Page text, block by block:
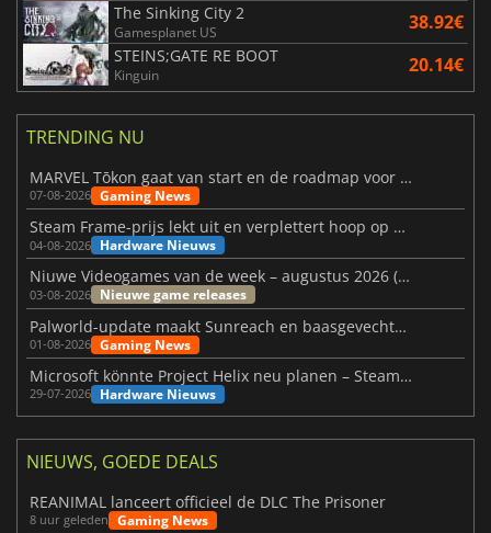
The Sinking City 2
Gamesplanet US 38.92€
STEINS;GATE RE BOOT
Kinguin 20.14€
TRENDING NU
MARVEL Tōkon gaat van start en de roadmap voor jaar 1 is bekendgemaakt
07-08-2026 Gaming News
Steam Frame-prijs lekt uit en verplettert hoop op betaalbare VR
04-08-2026 Hardware Nieuws
Niuwe Videogames van de week – augustus 2026 (week 32)
03-08-2026 Nieuwe game releases
Palworld-update maakt Sunreach en baasgevechten stabieler
01-08-2026 Gaming News
Microsoft könnte Project Helix neu planen – Steam-Support wackelt
29-07-2026 Hardware Nieuws
NIEUWS, GOEDE DEALS
REANIMAL lanceert officieel de DLC The Prisoner
8 uur geleden Gaming News